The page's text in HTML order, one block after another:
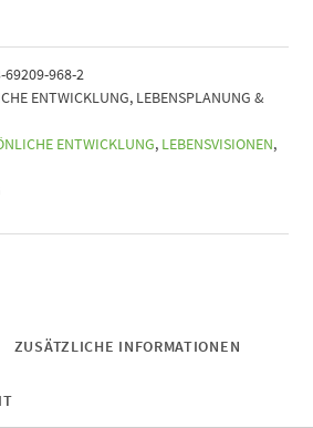
69209-968-2
ENTWICKLUNG, LEBENSPLANUNG &
ENTWICKLUNG, LEBENSVISIONEN,
ZUSÄTZLICHE INFORMATIONEN